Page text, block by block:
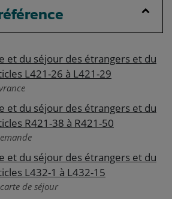
et du séjour des étrangers et du
L421-26 à L421-29
et du séjour des étrangers et du
R421-38 à R421-50
et du séjour des étrangers et du
L432-1 à L432-15
de séjour